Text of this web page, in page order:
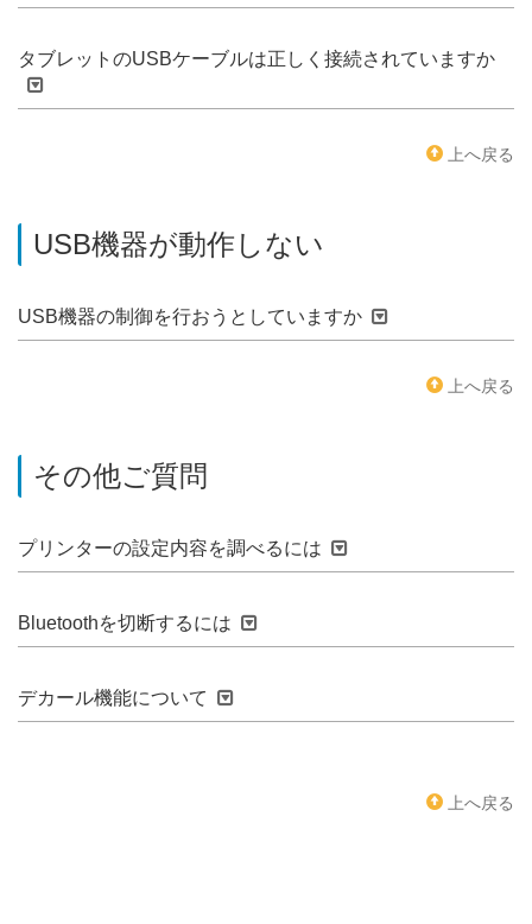
タブレットのUSBケーブルは正しく接続されていますか
上へ戻る
USB機器が動作しない
USB機器の制御を行おうとしていますか
上へ戻る
その他ご質問
プリンターの設定内容を調べるには
Bluetoothを切断するには
デカール機能について
上へ戻る